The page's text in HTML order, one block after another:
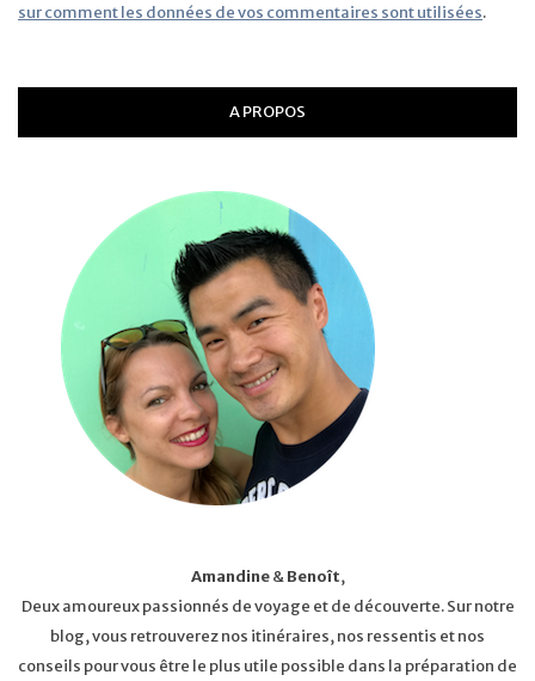
sur comment les données de vos commentaires sont utilisées.
A PROPOS
Amandine&Benoît,
Deux amoureux passionnés de voyage et de découverte. Sur notre
blog, vous retrouverez nos itinéraires, nos ressentis et nos
conseils pour vous être le plus utile possible dans la préparation de